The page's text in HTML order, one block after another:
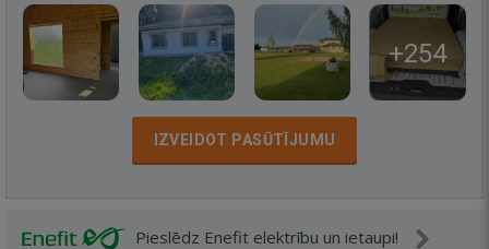
+254
IZVEIDOT PASŪTĪJUMU
Pieslēdz Enefit elektrību un ietaupi!